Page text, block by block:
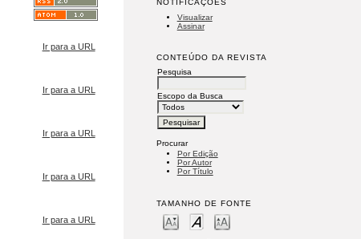
NOTIFICAÇÕES
Visualizar
Assinar
CONTEÚDO DA REVISTA
Pesquisa
Escopo da Busca
Procurar
Por Edição
Por Autor
Por Título
TAMANHO DE FONTE
Ir para a URL
Ir para a URL
Ir para a URL
Ir para a URL
Ir para a URL